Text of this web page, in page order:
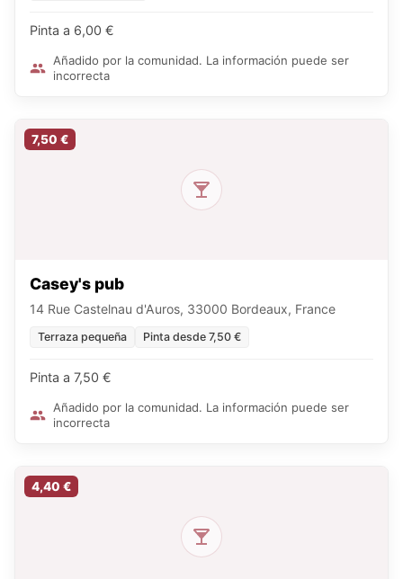
Pinta a 6,00 €
Añadido por la comunidad. La información puede ser
incorrecta
7,50 €
Casey's pub
14 Rue Castelnau d'Auros, 33000 Bordeaux, France
Terraza pequeña Pinta desde 7,50 €
Pinta a 7,50 €
Añadido por la comunidad. La información puede ser
incorrecta
4,40 €